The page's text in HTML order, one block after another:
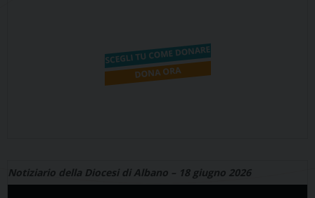
Notiziario della Diocesi di Albano – 18 giugno 2026